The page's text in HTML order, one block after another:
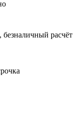
расчёт